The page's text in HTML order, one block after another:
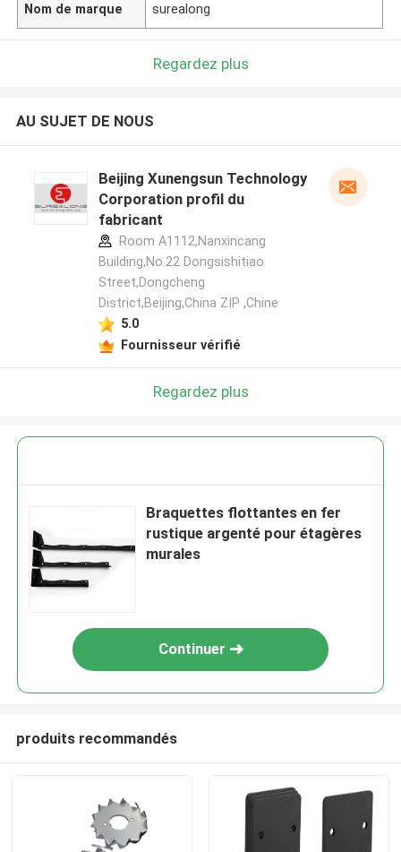
Nom de marque surealong
Regardez plus
AU SUJET DE NOUS
Beijing Xunengsun Technology
Corporation profil du
fabricant
Room A1112,Nanxincang
Building,No.22 Dongsishitiao
Street,Dongcheng
District,Beijing,China ZIP ,Chine
5.0
Fournisseur vérifié
Regardez plus
Braquettes flottantes en fer
rustique argenté pour étagères
murales
Continuer
produits recommandés